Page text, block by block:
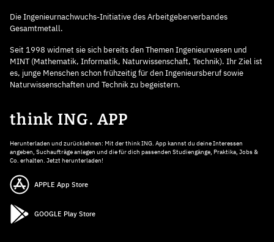
Die Ingenieurnachwuchs-Initiative des Arbeitgeberverbandes
Gesamtmetall.
Seit 1998 widmet sie sich bereits den Themen Ingenieurwesen und
MINT (Mathematik, Informatik, Naturwissenschaft, Technik). Ihr Ziel ist
es, junge Menschen schon frühzeitig für den Ingenieursberuf sowie
Naturwissenschaften und Technik zu begeistern.
think ING. APP
Herunterladen und zurücklehnen: Mit der think ING. App kannst du deine Interessen
angeben, Suchaufträge anlegen und die für dich passenden Studiengänge, Praktika, Jobs &
Co. erhalten. Jetzt herunterladen!
APPLE App Store
GOOGLE Play Store